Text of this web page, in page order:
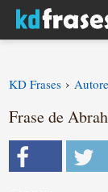
KD Frases ›
Frase de